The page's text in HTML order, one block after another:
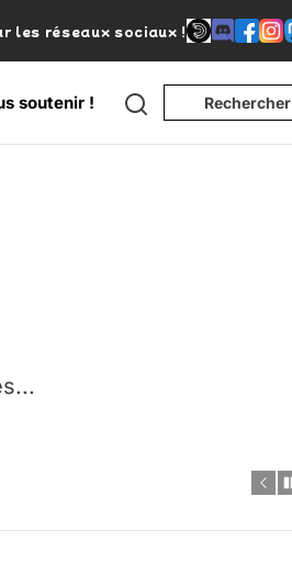
les réseaux sociaux !
soutenir ! Search Rechercher